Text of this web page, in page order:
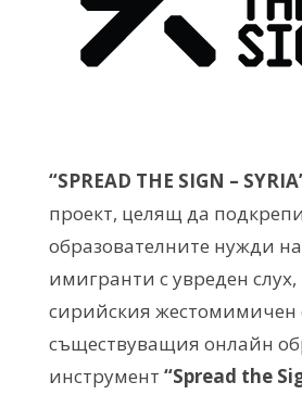
“SPREAD THE SIGN – SYRIA
проект, целящ да подкрепи
образователните нужди
имигранти с увреден
сирийския жестомимичен
съществуващия онлайн
инструмент “Spread the